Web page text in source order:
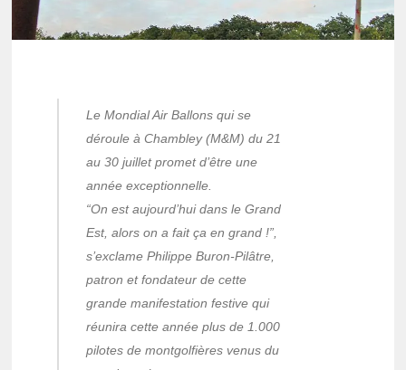
Le Mondial Air Ballons qui se
déroule à Chambley (M&M) du 21
au 30 juillet promet d’être une
année exceptionnelle.
“On est aujourd’hui dans le Grand
Est, alors on a fait ça en grand !”,
s’exclame Philippe Buron-Pilâtre,
patron et fondateur de cette
grande manifestation festive qui
réunira cette année plus de 1.000
pilotes de montgolfières venus du